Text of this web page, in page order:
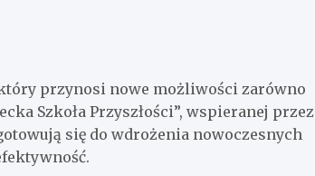
przynosi nowe możliwości zarówno
Szkoła Przyszłości”, wspieranej przez
się do wdrożenia nowoczesnych